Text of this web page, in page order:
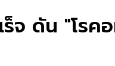
ร็จ ดัน "โร